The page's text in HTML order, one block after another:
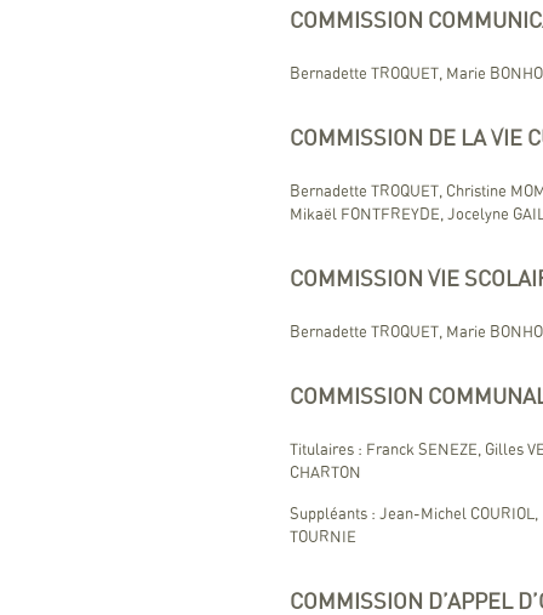
COMMISSION
Bernadette TROQUET, Marie
COMMISSION DE LA VIE
Bernadette TROQUET, Christine
Mikaël FONTFREYDE, Jocelyne
COMMISSION VIE
Bernadette TROQUET, Marie
COMMISSION
Titulaires : Franck SENEZE, Gilles
CHARTON
Suppléants : Jean-Michel COURIOL,
TOURNIE
COMMISSION D’APPEL